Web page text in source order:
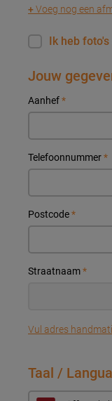
+Voeg nog een
Ik heb
Jouw
Aanhef*
Telefoonnummer*
Postcode*
Straatnaam*
Vul adres
Taal /